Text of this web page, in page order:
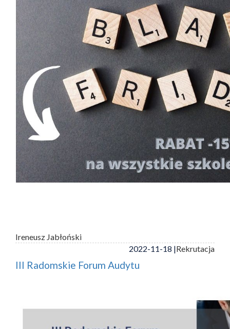
Ireneusz Jabłoński
2022-11-18 |Rekrutacja
III Radomskie Forum Audytu